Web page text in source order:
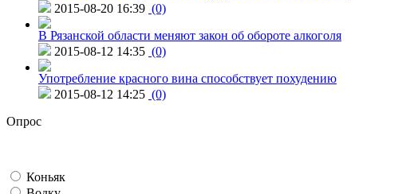
2015-08-20 16:39 (0)
В Рязанской области меняют закон об обороте алкоголя
2015-08-12 14:35 (0)
Употребление красного вина способствует похудению
2015-08-12 14:25 (0)
Опрос
Коньяк